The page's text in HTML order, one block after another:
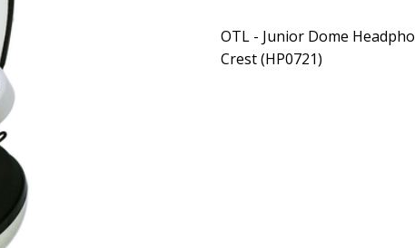
OTL - Junior Dome
Crest (HP0721)